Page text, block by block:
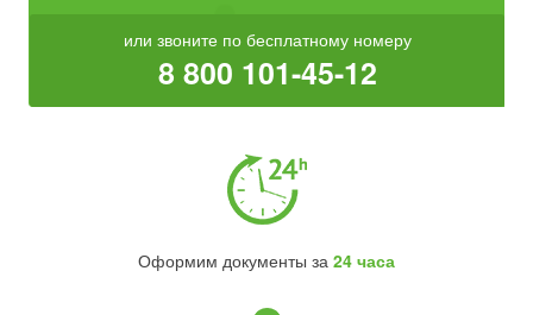
или звоните по бесплатному номеру
8 800 101-45-12
Оформим документы за 24 часа